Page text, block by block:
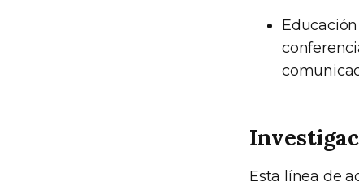
Esta línea de